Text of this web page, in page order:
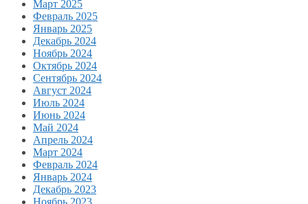
Март 2025
Февраль 2025
Январь 2025
Декабрь 2024
Ноябрь 2024
Октябрь 2024
Сентябрь 2024
Август 2024
Июль 2024
Июнь 2024
Май 2024
Апрель 2024
Март 2024
Февраль 2024
Январь 2024
Декабрь 2023
Ноябрь 2023